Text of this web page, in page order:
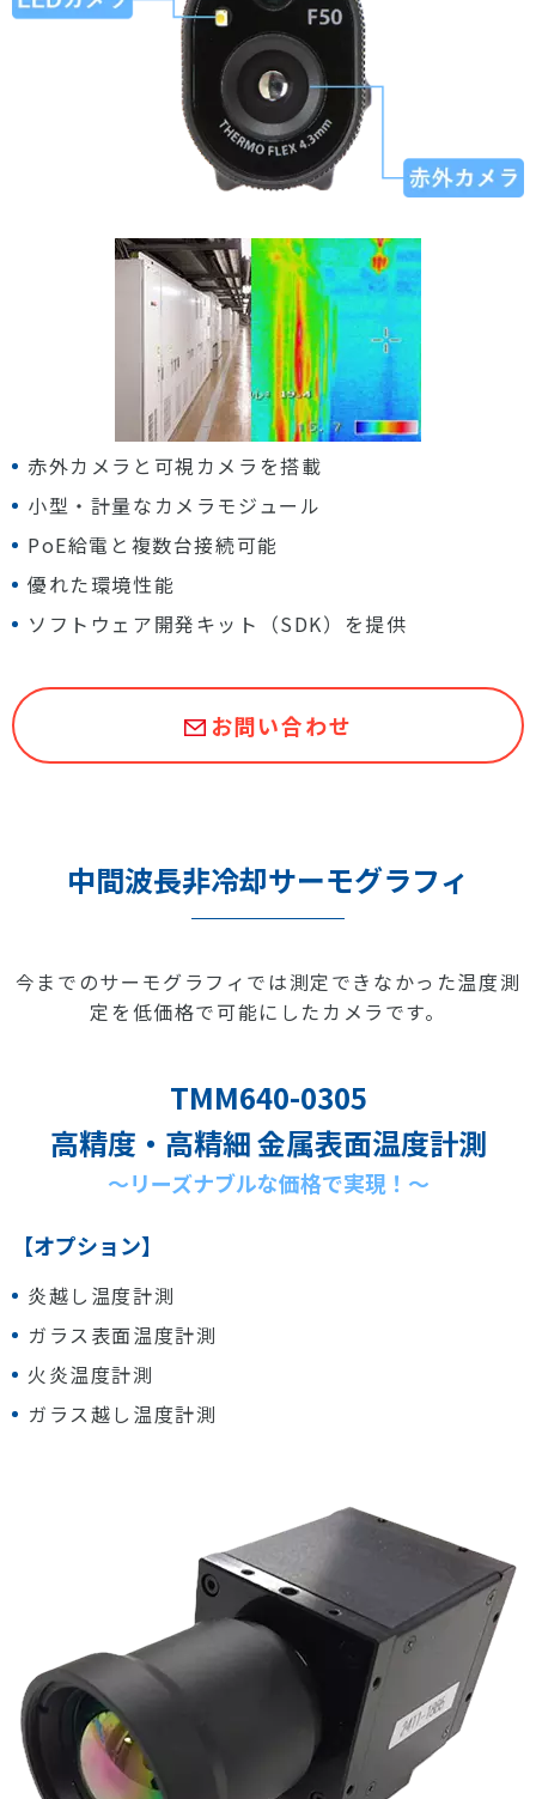
赤外カメラと可視カメラを搭載
小型・計量なカメラモジュール
PoE給電と複数台接続可能
優れた環境性能
ソフトウェア開発キット（SDK）を提供
お問い合わせ
中間波長非冷却サーモグラフィ
今までのサーモグラフィでは測定できなかった温度測
定を低価格で可能にしたカメラです。
TMM640-0305
高精度・高精細 金属表面温度計測
～リーズナブルな価格で実現！～
【オプション】
炎越し温度計測
ガラス表面温度計測
火炎温度計測
ガラス越し温度計測